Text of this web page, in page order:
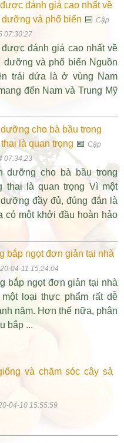
đánh giá cao nhất về
và phổ biến 📅 Cập
07:30:27
được đánh giá cao nhất về
dưỡng và phổ biến Nguồn
trái dứa là ở vùng Nam
đến Nam và Trung Mỹ
cho bà bầu trong
là quan trọng 📅 Cập
07:34:23
dưỡng cho bà bầu trong
thai là quan trọng Vì một
đầy đủ, đúng đắn là
có một khởi đầu hoàn hảo
bắp ngọt đơn giản tại nhà
04-11 15:24:04
bắp ngọt đơn giản tại nhà
loại thực phẩm rất dễ
năm. Hơn thế nữa, phân
bắp ...
và chăm sóc cây sả
04-10 15:55:59